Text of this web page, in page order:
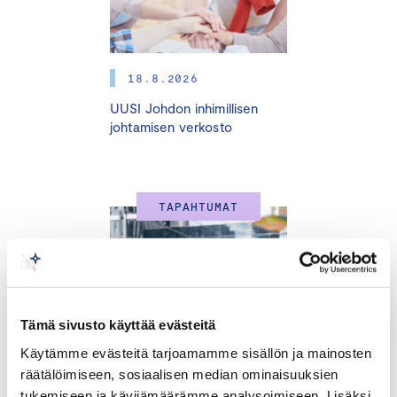
Tämä sivusto käyttää evästeitä
Käytämme evästeitä tarjoamamme sisällön ja mainosten
räätälöimiseen, sosiaalisen median ominaisuuksien
vastuullisuusasiantuntijaJussi Hakasenja
avainasiakaspäällikkö
Mirva Montinjohdolla.
Yritysten ilmastotyön tueksi:
Ilmastositoumusja Hiilijalanjäljen
laskentakoulutukset
syrjimätön ja vastuullinen organisaatio:
Ihmisoikeussitoumus
Johdon koulutusohjelmat
Yritysjohdon vastuullisuusvalmennus: neljä
sparrausta monipuolisen osallistujajoukon kesken
18.8.2026
UUSI Johdon inhimillisen
johtamisen verkosto
TAPAHTUMAT